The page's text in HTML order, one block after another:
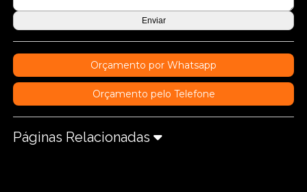
Orçamento por Whatsapp
Orçamento pelo Telefone
Páginas Relacionadas